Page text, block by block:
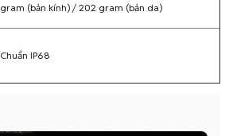
gram (bản kính) / 202 gram (bản da)
Chuẩn IP68